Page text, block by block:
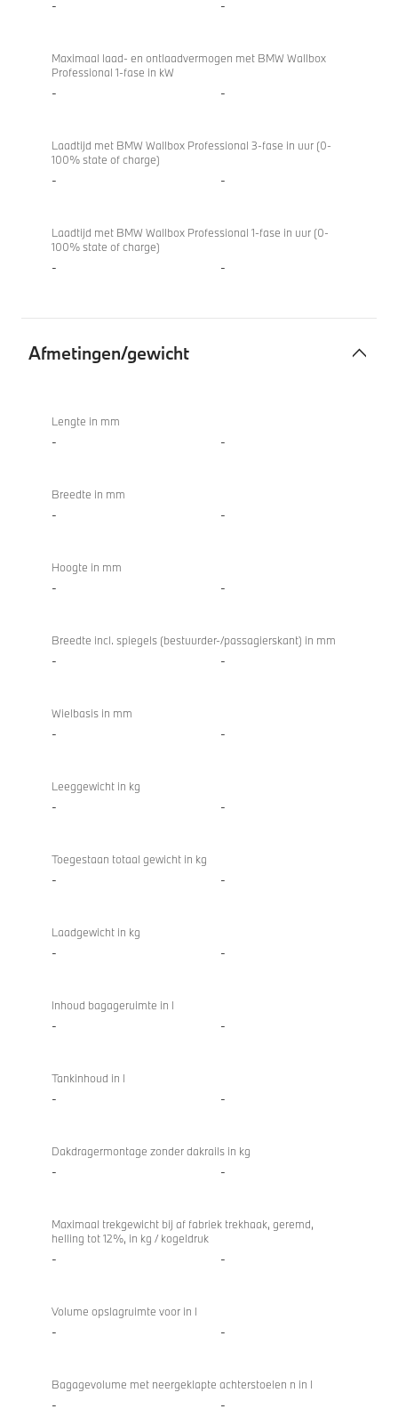
- -
Maximaal laad- en ontlaadvermogen met BMW Wallbox
Professional 1-fase in kW
- -
Laadtijd met BMW Wallbox Professional 3-fase in uur (0-
100% state of charge)
- -
Laadtijd met BMW Wallbox Professional 1-fase in uur (0-
100% state of charge)
- -
Afmetingen/gewicht
Lengte in mm
- -
Breedte in mm
- -
Hoogte in mm
- -
Breedte incl. spiegels (bestuurder-/passagierskant) in mm
- -
Wielbasis in mm
- -
Leeggewicht in kg
- -
Toegestaan totaal gewicht in kg
- -
Laadgewicht in kg
- -
Inhoud bagageruimte in l
- -
Tankinhoud in l
- -
Dakdragermontage zonder dakrails in kg
- -
Maximaal trekgewicht bij af fabriek trekhaak, geremd,
helling tot 12%, in kg / kogeldruk
- -
Volume opslagruimte voor in l
- -
Bagagevolume met neergeklapte achterstoelen n in l
- -